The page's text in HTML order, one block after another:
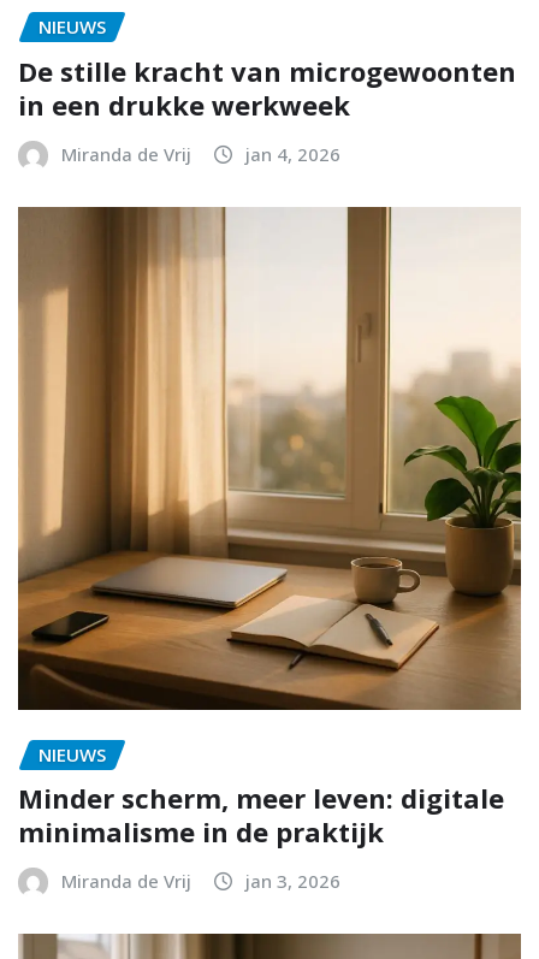
NIEUWS
De stille kracht van microgewoonten
in een drukke werkweek
Miranda de Vrij jan 4, 2026
NIEUWS
Minder scherm, meer leven: digitale
minimalisme in de praktijk
Miranda de Vrij jan 3, 2026